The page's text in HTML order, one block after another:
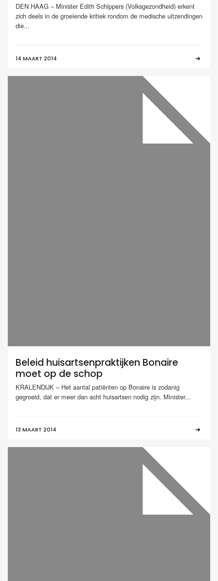
DEN HAAG – Minister Edith Schippers (Volksgezondheid) erkent
zich deels in de groeiende kritiek rondom de medische uitzendingen
die...
14 MAART 2014
Beleid huisartsenpraktijken Bonaire
moet op de schop
KRALENDIJK – Het aantal patiënten op Bonaire is zodanig
gegroeid, dat er meer dan acht huisartsen nodig zijn. Minister...
13 MAART 2014